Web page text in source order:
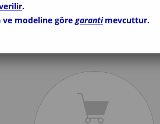
.
modeline göre garanti mevcuttur.